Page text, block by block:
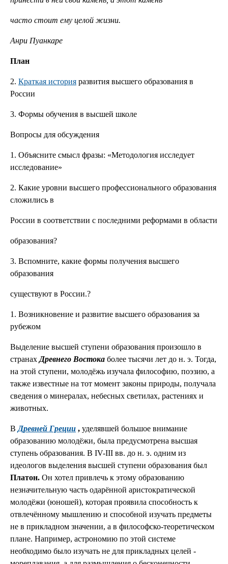
часто стоит ему целой жизни.
Анри Пуанкаре
План
2. Краткая история развития высшего образования в
России
3. Формы обучения в высшей школе
Вопросы для обсуждения
1. Объясните смысл фразы: «Методология исследует
исследование»
2. Какие уровни высшего профессионального образования
сложились в
России в соответствии с последними реформами в области
образования?
3. Вспомните, какие формы получения высшего
образования
существуют в России.?
1. Возникновение и развитие высшего образования за
рубежом
Выделение высшей ступени образования произошло в
странах Древнего Востока более тысячи лет до н. э. Тогда,
на этой ступени, молодёжь изучала философию, поэзию, а
также известные на тот момент законы природы, получала
сведения о минералах, небесных светилах, растениях и
животных.
В Древней Греции , уделявшей большое внимание
образованию молодёжи, была предусмотрена высшая
ступень образования. В IV-III вв. до н. э. одним из
идеологов выделения высшей ступени образования был
Платон. Он хотел привлечь к этому образованию
незначительную часть одарённой аристократической
молодёжи (юношей), которая проявила способность к
отвлечённому мышлению и способной изучать предметы
не в прикладном значении, а в философско-теоретическом
плане. Например, астрономию по этой системе
необходимо было изучать не для прикладных целей -